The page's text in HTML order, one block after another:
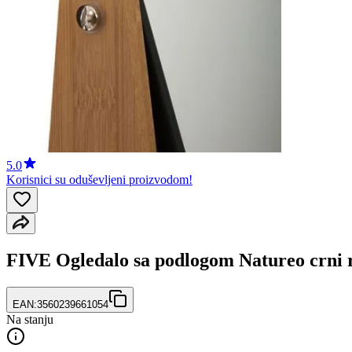
5.0
Korisnici su oduševljeni proizvodom!
FIVE Ogledalo sa podlogom Natureo crni
EAN:3560239661054
Na stanju